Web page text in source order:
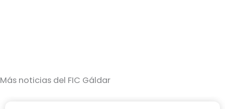
Más noticias del FIC Gáldar